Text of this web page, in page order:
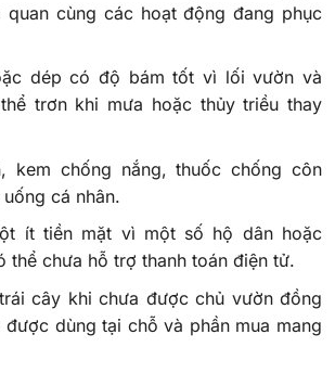
quan cùng các hoạt động đang phục
dép có độ bám tốt vì lối vườn và
trơn khi mưa hoặc thủy triều thay
kem chống nắng, thuốc chống côn
cá nhân.
ít tiền mặt vì một số hộ dân hoặc
thể chưa hỗ trợ thanh toán điện tử.
cây khi chưa được chủ vườn đồng
dùng tại chỗ và phần mua mang